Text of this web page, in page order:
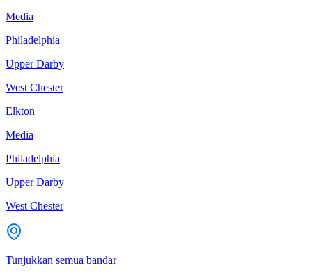
Media
Philadelphia
Upper Darby
West Chester
Elkton
Media
Philadelphia
Upper Darby
West Chester
Tunjukkan semua bandar